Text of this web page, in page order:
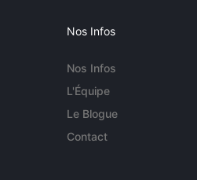
Nos Infos
Nos Infos
L'Équipe
Le Blogue
Contact